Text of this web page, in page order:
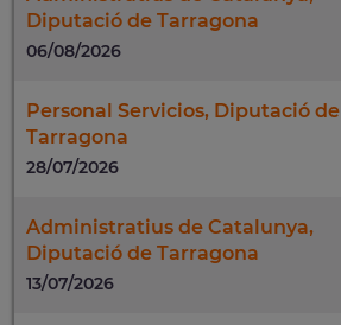
Diputació de Tarragona
06/08/2026
Personal Servicios, Diputació de
Tarragona
28/07/2026
Administratius de Catalunya,
Diputació de Tarragona
13/07/2026